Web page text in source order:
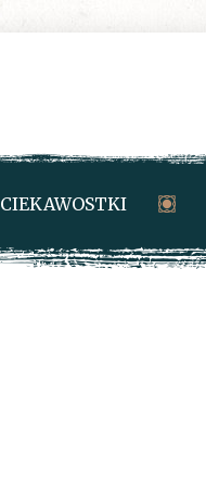
CIEKAWOSTKI